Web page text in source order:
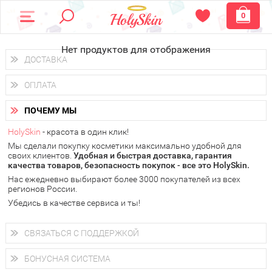
0
Нет продуктов для отображения
ДОСТАВКА
Доставка осуществляетсяпо всем городам России.
Вы можете выбрать доставку курьером, Почтой России или
получить заказ в пунктах выдачи PickPoint или пункте
самовывоза.
В 20 городах России доставка осуществляется ужена
следующий день.
у Вас всегда есть возможность получитьбесплатную
доставку от HolySkin.
подробнее об условиях доставки и оплаты в Вашем городе
ОПЛАТА
Вы можете оплатить свой заказ любым удобным способом:
наличными деньгами (
через интернет-банк (Альфа-банк, Сбербанк) и другими
электронными способами.
ПОЧЕМУ МЫ
HolySkin - красота в один клик!
Мы сделали покупку косметики максимально удобной для
своих клиентов. Удобная и быстрая доставка, гарантия
качества товаров, безопасность покупок - все это HolySkin.
Нас ежедневно выбирают более 3000 покупателей из всех
регионов России.
Убедись в качестве сервиса и ты!
СВЯЗАТЬСЯ С ПОДДЕРЖКОЙ
+7 (800) 707-24-55
Мы будем рады ответить на все Ваши вопросы по работе
магазина, проконсультировать по товарам, рассказать о
БОНУСНАЯ СИСТЕМА